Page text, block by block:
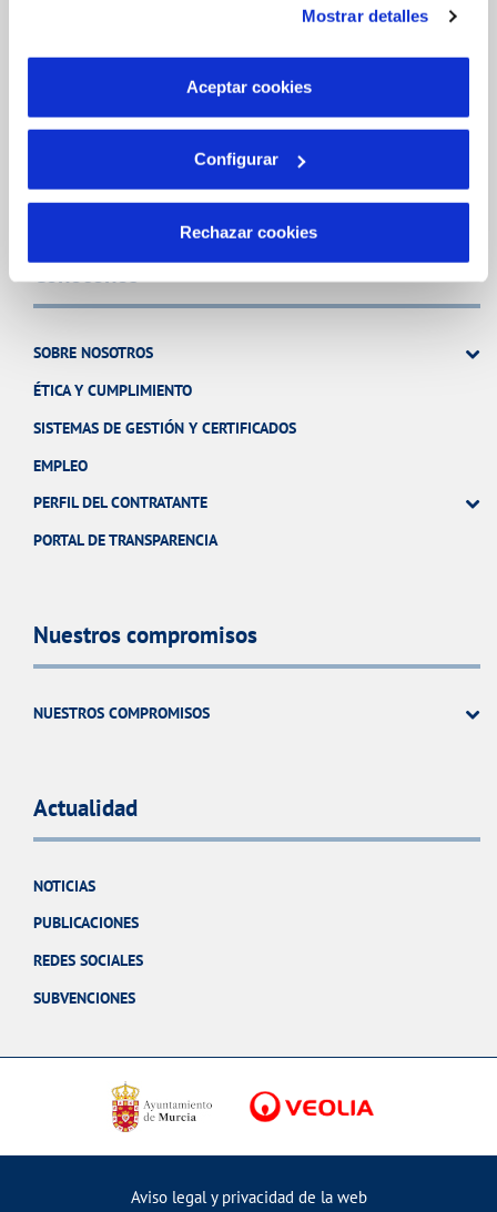
son indispensables para que el sitio web funcione y que
por tanto no se pueden desactivar. Puedes consultar
más información en nuestraPolítica de Cookies
Mostrar detalles
Aceptar cookies
Configurar
Rechazar cookies
Otros Servicios
Conócenos
SOBRE NOSOTROS
ÉTICA Y CUMPLIMIENTO
SISTEMAS DE GESTIÓN Y CERTIFICADOS
EMPLEO
PERFIL DEL CONTRATANTE
PORTAL DE TRANSPARENCIA
Nuestros compromisos
NUESTROS COMPROMISOS
Actualidad
NOTICIAS
PUBLICACIONES
REDES SOCIALES
SUBVENCIONES
Aviso legal y privacidad de la web